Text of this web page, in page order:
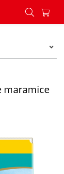
maramice
maramice